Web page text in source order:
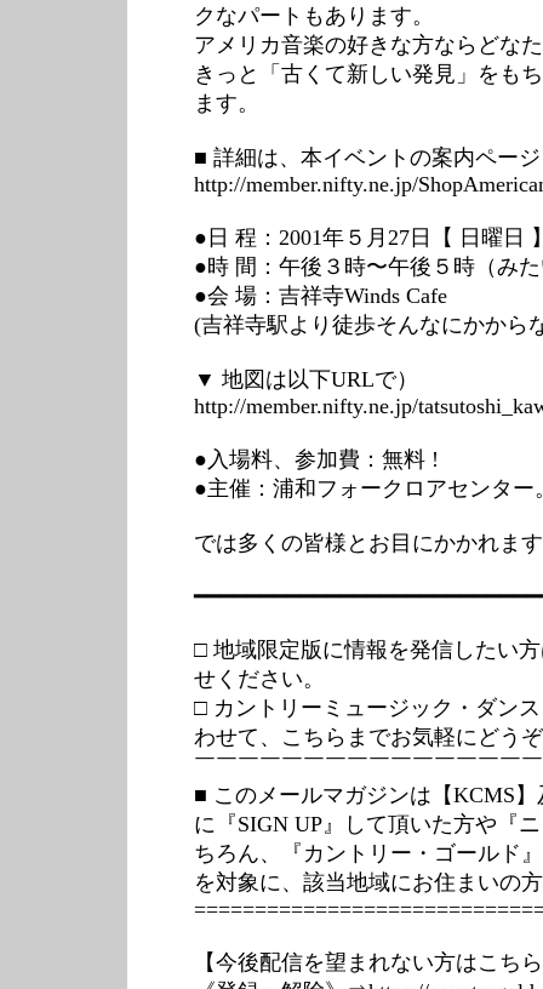
クなパートもあります。
アメリカ音楽の好きな方ならどな
きっと「古くて新しい発見」をも
ます。
■ 詳細は、本イベントの案内ペー
http://member.nifty.ne.jp/
●日 程：2001年５月27日【 日曜日
●時 間：午後３時〜午後５時（み
●会 場：吉祥寺Winds Cafe
(吉祥寺駅より徒歩そんなにかから
▼ 地図は以下URLで）
http://member.nifty.ne.jp/
●入場料、参加費：無料 !
●主催：浦和フォークロアセンター
では多くの皆様とお目にかかれま
□ 地域限定版に情報を発信したい
せください。
□ カントリーミュージック・ダン
わせて、こちらまでお気軽にどう
￣￣￣￣￣￣￣￣￣￣￣￣￣￣￣
■ このメールマガジンは【KCMS
に『SIGN UP』して頂いた方や『
ちろん、『カントリー・ゴールド
を対象に、該当地域にお住まいの
【今後配信を望まれない方はこち